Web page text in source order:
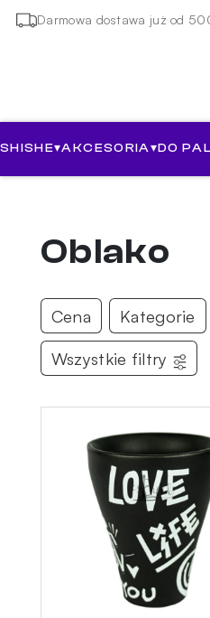
Darmowa dostawa już od
SHISHE▾AKCESORIA▾DO
Oblako
Cena Kategorie
Wszystkie filtry